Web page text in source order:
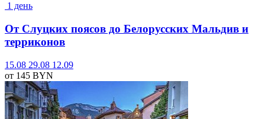
1 день
От Слуцких поясов до Белорусских Мальдив и
терриконов
15.08 29.08 12.09
от 145 BYN